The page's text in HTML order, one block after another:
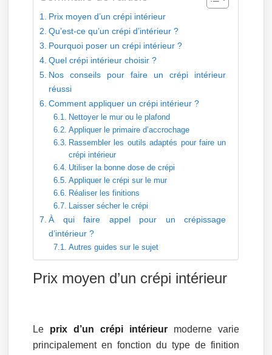
Prix moyen d’un crépi intérieur
Qu’est-ce qu’un crépi d’intérieur ?
Pourquoi poser un crépi intérieur ?
Quel crépi intérieur choisir ?
Nos conseils pour faire un crépi intérieur
réussi
Comment appliquer un crépi intérieur ?
Nettoyer le mur ou le plafond
Appliquer le primaire d’accrochage
Rassembler les outils adaptés pour faire un
crépi intérieur
Utiliser la bonne dose de crépi
Appliquer le crépi sur le mur
Réaliser les finitions
Laisser sécher le crépi
À qui faire appel pour un crépissage
d’intérieur ?
Autres guides sur le sujet
Prix moyen d’un crépi intérieur
Le prix d’un crépi intérieurmoderne varie
principalement en fonction du type de finition